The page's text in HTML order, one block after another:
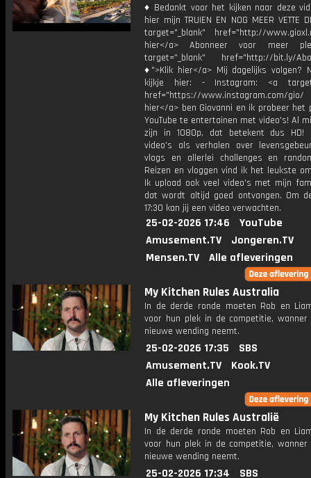
♦ Bedankt voor het kijken naar deze
hier mijn TRUIEN EN NOG MEER VETTE
target="_blank" href="http://
hier</a> Abonneer voor meer
target="_blank" href="http://bit.ly/
♦">Klik hier</a> Mij dagelijks volgen?
kijkje hier: - Instagram: <a
href="https://www.instagram.com/
hier</a> ben Giovanni en ik probeer het
YouTube te entertainen met video's! Al
zijn in 1080p, dat betekent dus HD!
video's als verhalen over
vlogs en allerlei challenges en
Reizen en vloggen vind ik het leukste
Ik upload ook veel video's met mijn
dat wordt altijd goed ontvangen. Om
17:30 kan jij een video verwachten.
25-02-2026 17:46
YouTube
Amusement.TV
Jongeren.TV
Mensen.TV
Alle afleveringen
My Kitchen Rules Australia
In de derde ronde moeten Rob en
voor hun plek in de competitie, wanner
nieuwe wending neemt.
25-02-2026 17:35
SBS
Amusement.TV
Kook.TV
Alle afleveringen
My Kitchen Rules Australië
In de derde ronde moeten Rob en
voor hun plek in de competitie, wanner
nieuwe wending neemt.
25-02-2026 17:34
SBS